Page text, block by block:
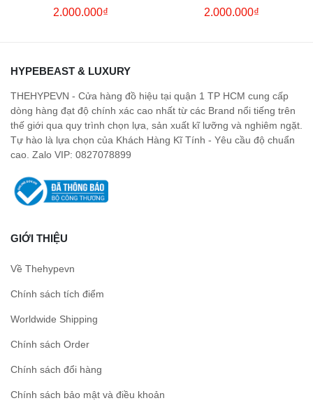
MONOGRAM MOIRE
2.000.000₫
LOGO COTTON JERSEY T-
2.000.000₫
HYPEBEAST & LUXURY
THEHYPEVN - Cửa hàng đồ hiệu tại quận 1 TP HCM cung cấp
dòng hàng đạt độ chính xác cao nhất từ các Brand nổi tiếng trên
thế giới qua quy trình chọn lựa, sản xuất kĩ lưỡng và nghiêm ngặt.
Tự hào là lựa chọn của Khách Hàng Kĩ Tính - Yêu cầu độ chuẩn
cao. Zalo VIP: 0827078899
GIỚI THIỆU
Về Thehypevn
Chính sách tích điểm
Worldwide Shipping
Chính sách Order
Chính sách đổi hàng
Chính sách bảo mật và điều khoản